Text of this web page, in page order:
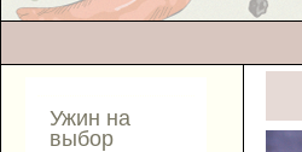
Ужин на
выбор